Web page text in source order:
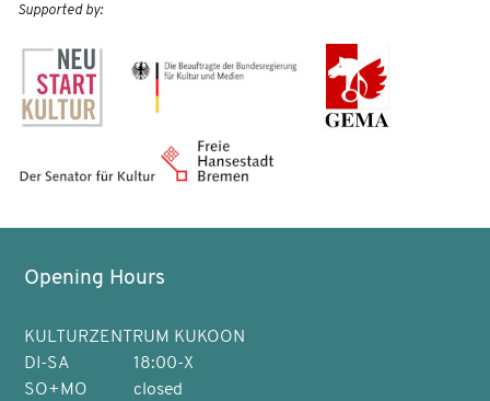
Supported by:
Opening Hours
KULTURZENTRUM KUKOON
DI-SA
18:00-X
SO+MO
closed